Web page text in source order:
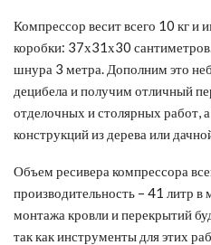
Компрессор весит всего 10 кг и
коробки: 37х31х30
шнура 3 метра. Дополним это
децибела и получим отличный
отделочных и столярных работ,
конструкций из дерева или
Объем ресивера компрессора
производительность – 41 литр в
монтажа кровли и перекрытий
так как инструменты для этих